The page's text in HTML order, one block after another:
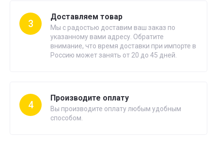
3
Доставляем товар
Мы с радостью доставим ваш заказ по
указанному вами адресу. Обратите
внимание, что время доставки при импорте в
Россию может занять от 20 до 45 дней.
4
Производите оплату
Вы производите оплату любым удобным
способом.